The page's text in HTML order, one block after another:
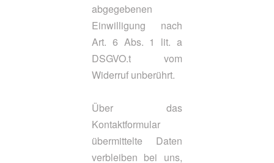
abgegebenen
Einwilligung nach
Art. 6 Abs. 1 lit. a
DSGVO.t vom
Widerruf unberührt.
Über das
Kontaktformular
übermittelte Daten
verbleiben bei uns,